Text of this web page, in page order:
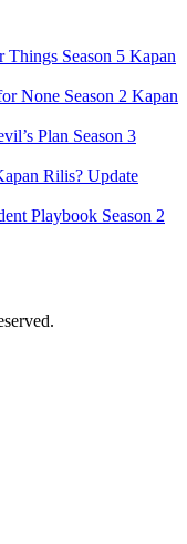
Things Season 5 Kapan
None Season 2 Kapan
Plan Season 3
Rilis? Update
Playbook Season 2